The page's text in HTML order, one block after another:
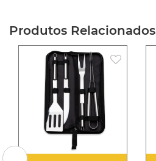
Produtos Relacionados